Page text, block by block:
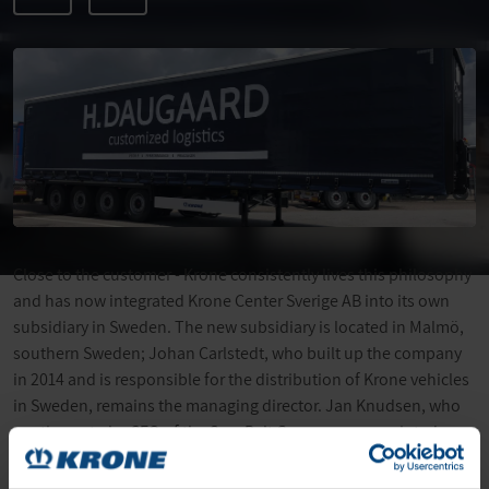
Close to the customer - Krone consistently lives this philosophy
and has now integrated Krone Center Sverige AB into its own
subsidiary in Sweden. The new subsidiary is located in Malmö,
southern Sweden; Johan Carlstedt, who built up the company
in 2014 and is responsible for the distribution of Krone vehicles
in Sweden, remains the managing director. Jan Knudsen, who
continues to be CEO of the ScanBalt Group, was appointed as a
further managing director. "With our own subsidiary in Sweden,